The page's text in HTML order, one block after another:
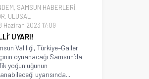
, SAMSUN HABERLERİ,
, ULUSAL
Haziran 2023 17:09
UYARI!
Valiliği, Türkiye–Galler
oynanacağı Samsun’da
yoğunluğunun
uyarısında...